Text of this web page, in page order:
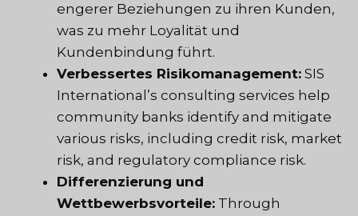
engerer Beziehungen zu ihren Kunden,
was zu mehr Loyalität und
Kundenbindung führt.
Verbessertes Risikomanagement: SIS
International’s consulting services help
community banks identify and mitigate
various risks, including credit risk, market
risk, and regulatory compliance risk.
Differenzierung und
Wettbewerbsvorteile: Through